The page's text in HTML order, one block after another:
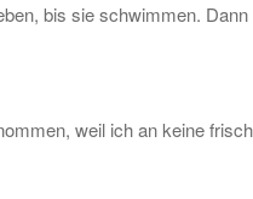
bis sie schwimmen.
weil ich an keine